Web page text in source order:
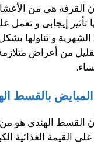
القرفة هى من
تأثير إيجابى و تعمل
الشهرية و تناولها
من أعراض
بالقسط
القسط الهندى هو
القيمة الغذائية